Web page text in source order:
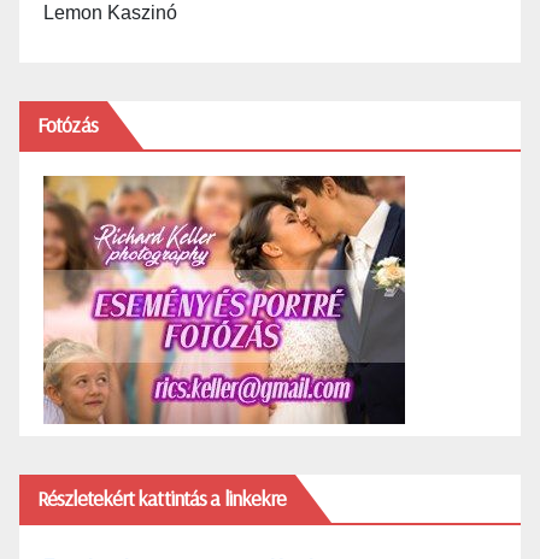
Lemon Kaszinó
Fotózás
Részletekért kattintás a linkekre